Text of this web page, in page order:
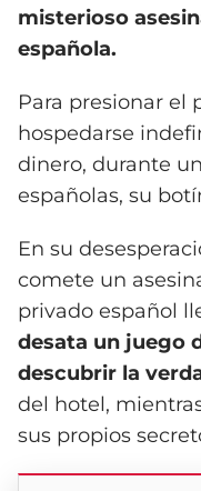
misterioso
española.
Para presionar el
hospedarse
dinero, durante
españolas, su
En su
comete un
privado español
desata un juego
descubrir la
del hotel,
sus propios